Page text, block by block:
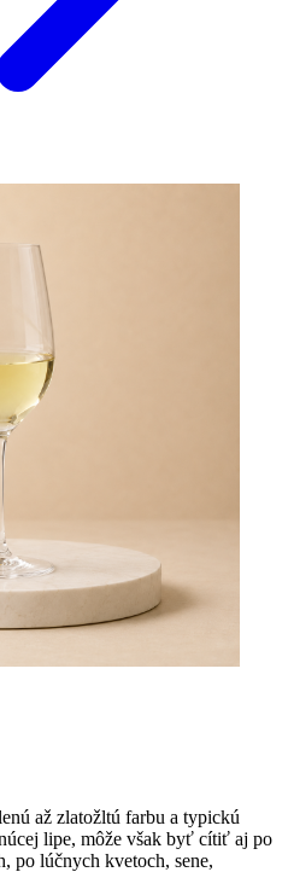
až zlatožltú farbu a typickú
lipe, môže však byť cítiť aj po
po lúčnych kvetoch, sene,